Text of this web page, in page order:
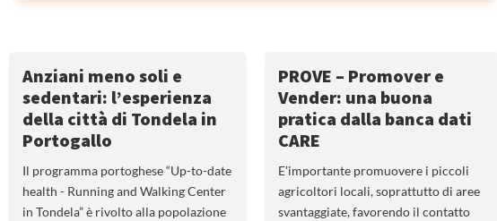
Anziani meno soli e
sedentari: l’esperienza
della città di Tondela in
Portogallo
Il programma portoghese “Up-to-date
health - Running and Walking Center
in Tondela” è rivolto alla popolazione
PROVE – Promover e
Vender: una buona
pratica dalla banca dati
CARE
E’importante promuovere i piccoli
agricoltori locali, soprattutto di aree
svantaggiate, favorendo il contatto